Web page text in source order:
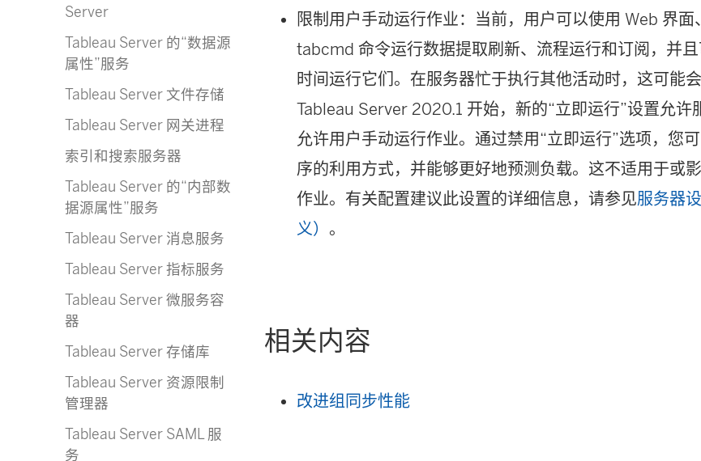
Server
Tableau Server 的“数据源
属性”服务
Tableau Server 文件存储
Tableau Server 网关进程
索引和搜索服务器
Tableau Server 的“内部数
据源属性”服务
Tableau Server 消息服务
Tableau Server 指标服务
Tableau Server 微服务容
器
Tableau Server 存储库
Tableau Server 资源限制
管理器
Tableau Server SAML 服
务
限制用户手动运行作业： 当前，用户可以使用 Web 界面
tabcmd 命令运行数据提取刷新、流程运行和订阅，并
时间运行它们。在服务器忙于执行其他活动时，这可能
Tableau Server 2020.1 开始，新的“立即运行”设置允许
允许用户手动运行作业。通过禁用“立即运行”选项，您
序的利用方式，并能够更好地预测负载。这不适用于或
作业。有关配置建议此设置的详细信息，请参见服务器
义） 。
相关内容
改进组同步性能